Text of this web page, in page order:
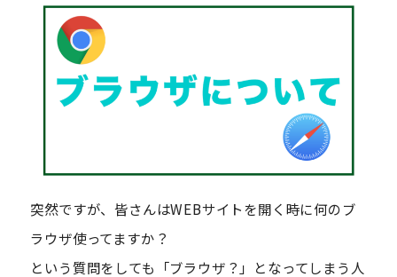
突然ですが、皆さんはWEBサイトを開く時に何のブ
ラウザ使ってますか？
という質問をしても「ブラウザ？」となってしまう人